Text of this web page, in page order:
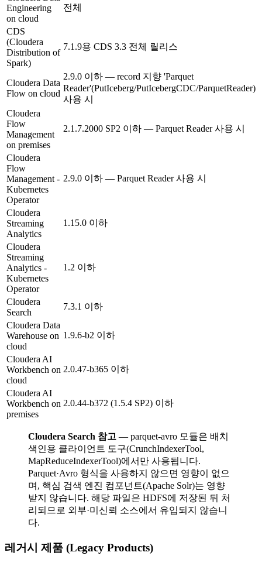
Engineering
on cloud
전체
CDS
(Cloudera
Distribution of
Spark)
7.1.9용 CDS 3.3 전체 릴리스
Cloudera Data
Flow on cloud
2.9.0 이하 — record 지향 'Parquet
Reader'(PutIceberg/PutIcebergCDC/ParquetReader)
사용 시
Cloudera
Flow
Management
on premises
2.1.7.2000 SP2 이하 — Parquet Reader 사용 시
Cloudera
Flow
Management -
Kubernetes
Operator
2.9.0 이하 — Parquet Reader 사용 시
Cloudera
Streaming
Analytics
1.15.0 이하
Cloudera
Streaming
Analytics -
Kubernetes
Operator
1.2 이하
Cloudera
Search
7.3.1 이하
Cloudera Data
Warehouse on
cloud
1.9.6-b2 이하
Cloudera AI
Workbench on
cloud
2.0.47-b365 이하
Cloudera AI
Workbench on
premises
2.0.44-b372 (1.5.4 SP2) 이하
Cloudera Search 참고 — parquet-avro 모듈은 배치
색인용 클라이언트 도구(CrunchIndexerTool,
MapReduceIndexerTool)에서만 사용됩니다.
Parquet·Avro 형식을 사용하지 않으면 영향이 없으
며, 핵심 검색 엔진 컴포넌트(Apache Solr)는 영향
받지 않습니다. 해당 파일은 HDFS에 저장된 뒤 처
리되므로 외부·미신뢰 소스에서 유입되지 않습니
다.
레거시 제품 (Legacy Products)